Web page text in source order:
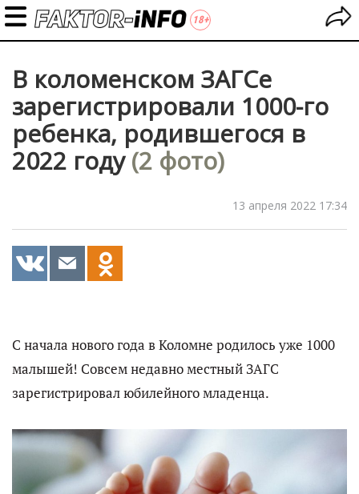
В коломенском ЗАГСе
зарегистрировали 1000-го
ребенка, родившегося в
2022 году(2 фото)
13 апреля 2022 17:34
С начала нового года в Коломне родилось уже 1000
малышей! Совсем недавно местный ЗАГС
зарегистрировал юбилейного младенца.